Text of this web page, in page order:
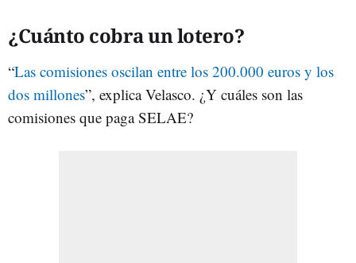
¿Cuánto cobra un lotero?
“Las comisiones oscilan entre los 200.000 euros y los
dos millones”, explica Velasco. ¿Y cuáles son las
comisiones que paga SELAE?